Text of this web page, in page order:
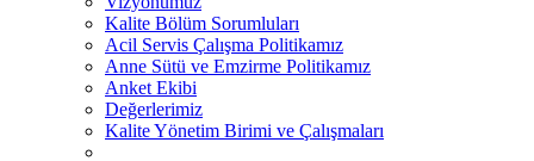
Kalite Bölüm Sorumluları
Acil Servis Çalışma Politikamız
Anne Sütü ve Emzirme Politikamız
Anket Ekibi
Değerlerimiz
Kalite Yönetim Birimi ve Çalışmaları